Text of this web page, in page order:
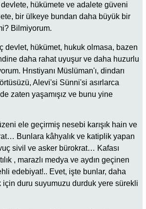
hükümete ve adalete güveni
bir ülkeye bundan daha büyük bir
Bilmiyorum.
devlet, hükümet, hukuk olmasa, bazen
daha rahat uyuşur ve daha huzurlu
Hrıstiyanı Müslüman'ı, dindarı
Alevi'si Sünni'si asırlarca
zaten yaşamışız ve bunu yine
ele geçirmiş nesebi karışık hain ve
Bunlara kâhyalık ve katiplik yapan
sivil ve asker bürokrat… Kafası
, marazlı medya ve aydın geçinen
edebiyat!.. Evet, işte bunlar, daha
için duru suyumuzu durduk yere sürekli